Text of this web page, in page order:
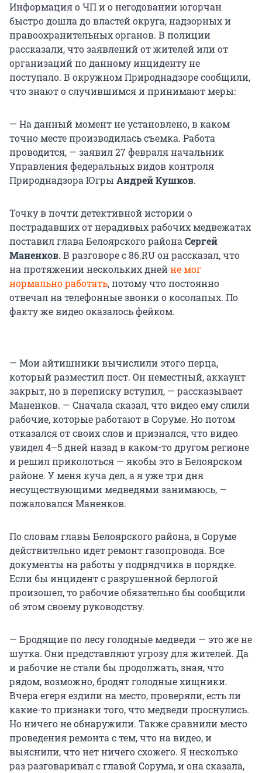
Информация о ЧП и о негодовании югорчан
быстро дошла до властей округа, надзорных и
правоохранительных органов. В полиции
рассказали, что заявлений от жителей или от
организаций по данному инциденту не
поступало. В окружном Природнадзоре сообщили,
что знают о случившимся и принимают меры:
— На данный момент не установлено, в каком
точно месте производилась съемка. Работа
проводится, — заявил 27 февраля начальник
Управления федеральных видов контроля
Природнадзора Югры Андрей Кушков.
Точку в почти детективной истории о
пострадавших от нерадивых рабочих медвежатах
поставил глава Белоярского района Сергей
Маненков. В разговоре с 86.RU он рассказал, что
на протяжении нескольких днейне мог
нормально работать, потому что постоянно
отвечал на телефонные звонки о косолапых. По
факту же видео оказалось фейком.
— Мои айтишники вычислили этого перца,
который разместил пост. Он неместный, аккаунт
закрыт, но в переписку вступил, — рассказывает
Маненков. — Сначала сказал, что видео ему слили
рабочие, которые работают в Соруме. Но потом
отказался от своих слов и признался, что видео
увидел 4–5 дней назад в каком-то другом регионе
и решил приколоться — якобы это в Белоярском
районе. У меня куча дел, а я уже три дня
несуществующими медведями занимаюсь, —
пожаловался Маненков.
По словам главы Белоярского района, в Соруме
действительно идет ремонт газопровода. Все
документы на работы у подрядчика в порядке.
Если бы инцидент с разрушенной берлогой
произошел, то рабочие обязательно бы сообщили
об этом своему руководству.
— Бродящие по лесу голодные медведи — это же не
шутка. Они представляют угрозу для жителей. Да
и рабочие не стали бы продолжать, зная, что
рядом, возможно, бродят голодные хищники.
Вчера егеря ездили на место, проверяли, есть ли
какие-то признаки того, что медведи проснулись.
Но ничего не обнаружили. Также сравнили место
проведения ремонта с тем, что на видео, и
выяснили, что нет ничего схожего. Я несколько
раз разговаривал с главой Сорума, и она сказала,